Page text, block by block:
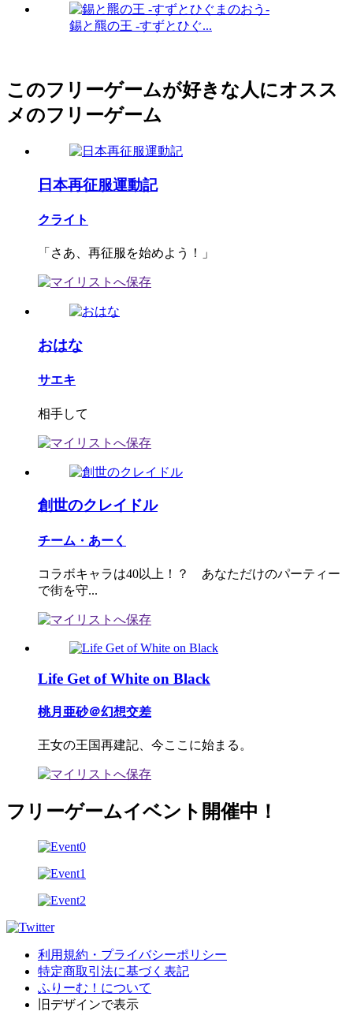
錫と羆の王 -すずとひぐ...
このフリーゲームが好きな人にオスス
メのフリーゲーム
日本再征服運動記
クライト
「さあ、再征服を始めよう！」
おはな
サエキ
相手して
創世のクレイドル
チーム・あーく
コラボキャラは40以上！？ あなただけのパーティー
で街を守...
Life Get of White on Black
桃月亜砂＠幻想交差
王女の王国再建記、今ここに始まる。
フリーゲームイベント開催中！
利用規約・プライバシーポリシー
特定商取引法に基づく表記
ふりーむ！について
旧デザインで表示